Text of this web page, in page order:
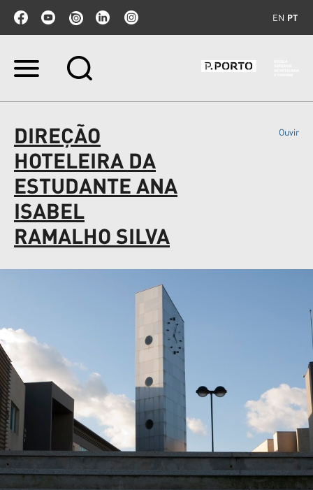
EN PT
Ir
Ir
para
a
navegação
DIREÇÃO
HOTELEIRA DA
ESTUDANTE ANA
ISABEL
RAMALHO SILVA
Ouvir